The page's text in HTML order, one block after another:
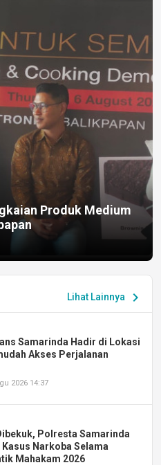
Produk Medium
Lihat Lainnya chevron_right
Samarinda Hadir di Lokasi
Akses Perjalanan
2026 14:37
Polresta Samarinda
Kasus Narkoba Selama
Mahakam 2026